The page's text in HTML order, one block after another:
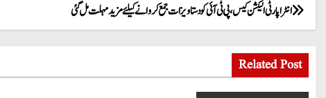
P
o
s
انٹراپارٹی الیکشن کیس، پی ٹی آئی کو دستاویزات جمع کروانے کیلئے مزید مہلت مل گئی
Related Post